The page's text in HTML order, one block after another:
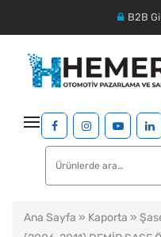
B2B
Ana Sayfa » Kaporta »